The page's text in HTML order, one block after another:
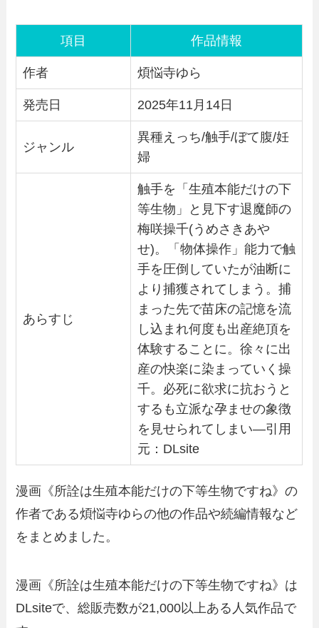
項目 作品情報
作者 煩悩寺ゆら
発売日 2025年11月14日
ジャンル
異種えっち/触手/ぼて腹/妊
婦
あらすじ
触手を「生殖本能だけの下
等生物」と見下す退魔師の
梅咲操千(うめさきあや
せ)。「物体操作」能力で触
手を圧倒していたが油断に
より捕獲されてしまう。捕
まった先で苗床の記憶を流
し込まれ何度も出産絶頂を
体験することに。徐々に出
産の快楽に染まっていく操
千。必死に欲求に抗おうと
するも立派な孕ませの象徴
を見せられてしまい―引用
元：DLsite
漫画《所詮は生殖本能だけの下等生物ですね》の
作者である煩悩寺ゆらの他の作品や続編情報など
をまとめました。
漫画《所詮は生殖本能だけの下等生物ですね》は
DLsiteで、総販売数が21,000以上ある人気作品で